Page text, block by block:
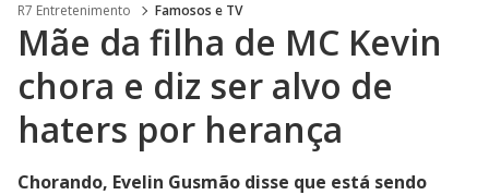
R7 Entretenimento Famosos e TV
Mãe da filha de MC Kevin
chora e diz ser alvo de
haters por herança
Chorando, Evelin Gusmão disse que está sendo